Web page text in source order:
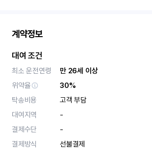
계약정보
대여 조건
최소 운전연령
만 26세 이상
위약율
30%
탁송비용
고객 부담
대여지역
-
결제수단
-
결제방식
선불결제